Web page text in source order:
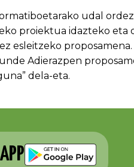
udal
proiektua idazteko eta
esleitzeko proposamena.
Adierazpen
dela-eta.